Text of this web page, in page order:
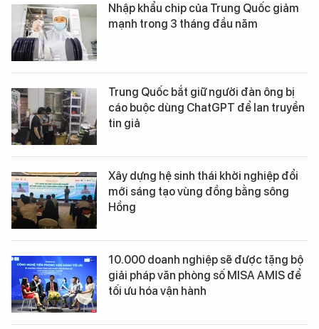
Nhập khẩu chip của Trung Quốc giảm
mạnh trong 3 tháng đầu năm
Trung Quốc bắt giữ người đàn ông bị
cáo buộc dùng ChatGPT để lan truyền
tin giả
Xây dựng hệ sinh thái khởi nghiệp đổi
mới sáng tạo vùng đồng bằng sông
Hồng
10.000 doanh nghiệp sẽ được tặng bộ
giải pháp văn phòng số MISA AMIS để
tối ưu hóa vận hành